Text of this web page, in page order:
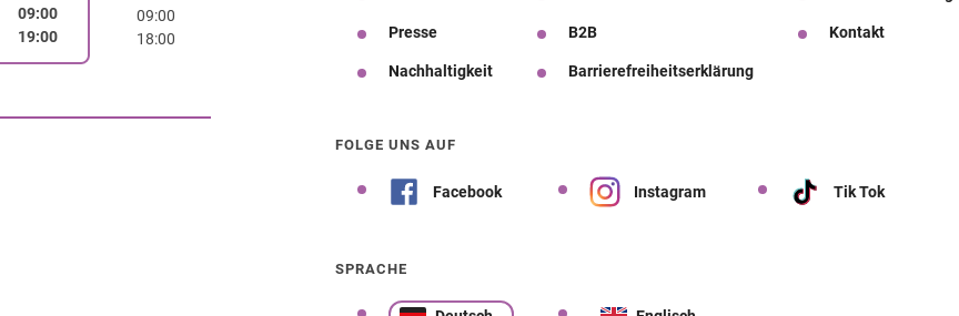
09:00
19:00
09:00
18:00
Presse B2B Kontakt
Nachhaltigkeit Barrierefreiheitserklärung
FOLGE UNS AUF
Facebook Instagram Tik Tok
SPRACHE